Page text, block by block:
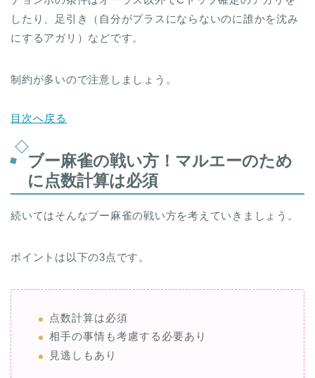
したり、足引き（自分がプラスにならないのに誰かを沈み
にするアガリ）などです。
制約が多いので注意しましょう。
目次へ戻る
ブー麻雀の戦い方！マルエーのため
に点数計算は必須
続いてはそんなブー麻雀の戦い方を考えていきましょう。
ポイントは以下の3点です。
点数計算は必須
相手の事情も考慮する必要あり
見逃しもあり